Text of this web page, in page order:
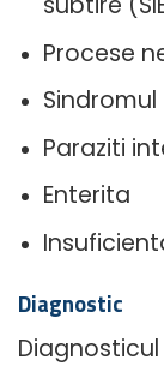
Procese
Paraziti
Enterita
Diagnostic